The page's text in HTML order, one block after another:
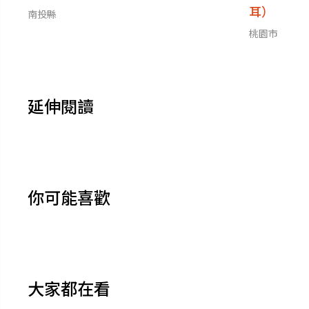
南投縣
耳）
桃園市
延伸閱讀
你可能喜歡
大家都在看